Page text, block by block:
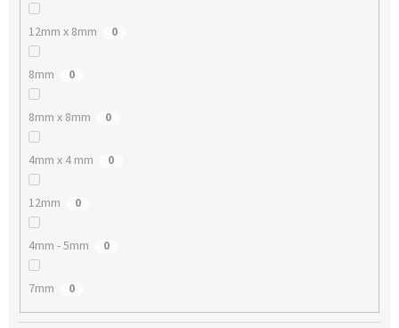
12mm x 8mm 0
8mm 0
8mm x 8mm 0
4mm x 4 mm 0
12mm 0
4mm - 5mm 0
7mm 0